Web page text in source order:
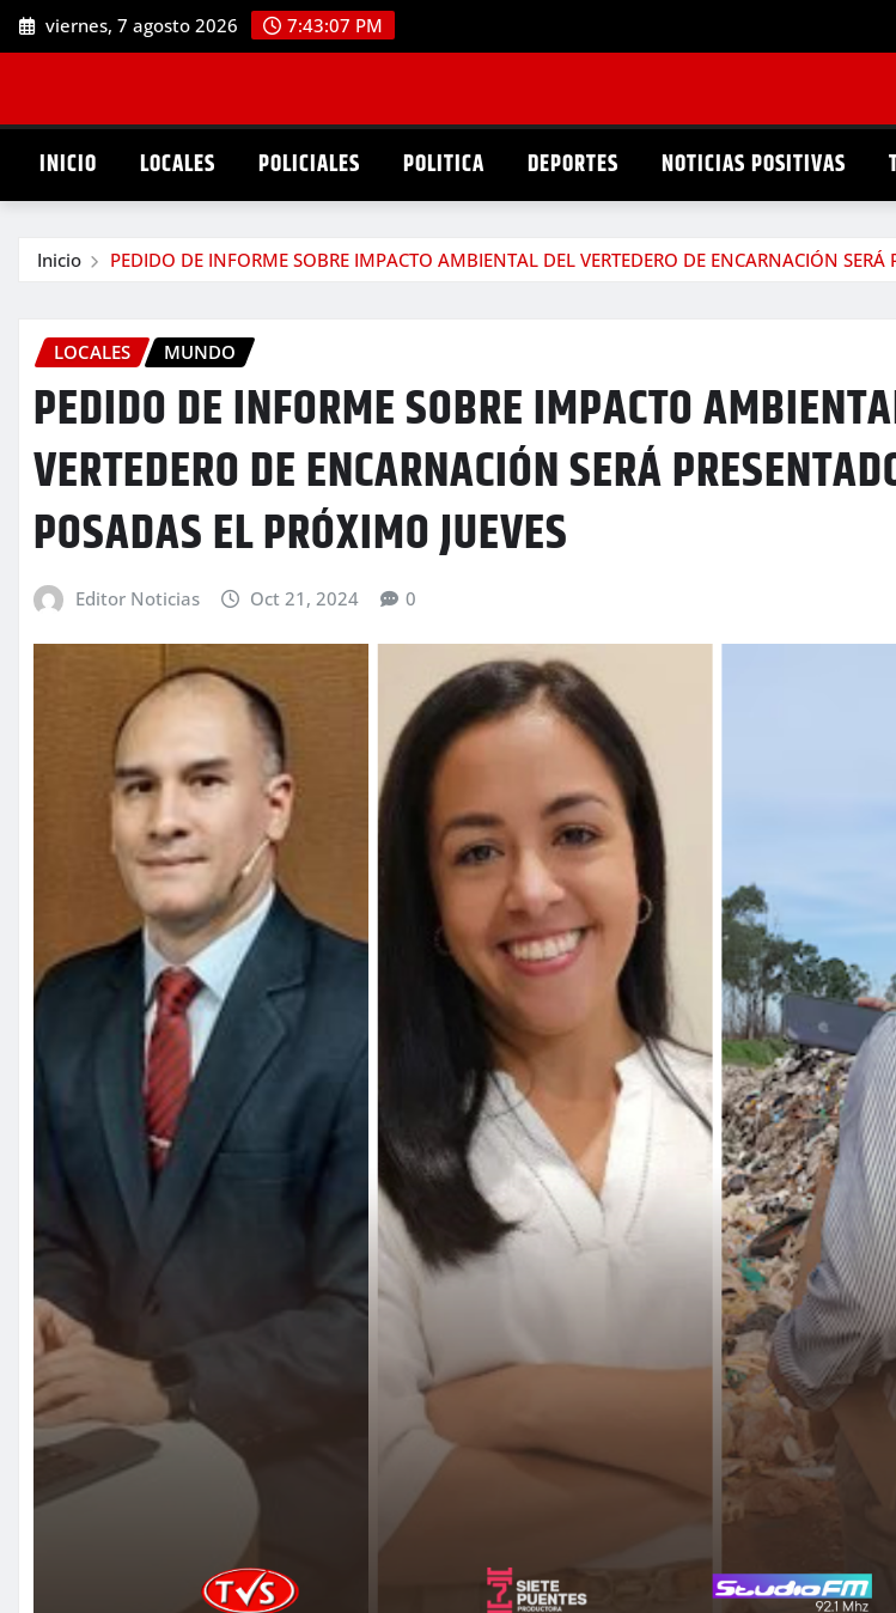
Saltar
al
viernes, 7 agosto 2026 7:43:09 PM
INICIO LOCALES POLICIALES POLITICA DEPORTES NOTICIAS POSITIVAS
Inicio PEDIDO DE INFORME SOBRE IMPACTO AMBIENTAL DEL VERTEDERO DE ENCARNACIÓN SERÁ
LOCALES MUNDO
PEDIDO DE INFORME SOBRE IMPACTO
VERTEDERO DE ENCARNACIÓN SERÁ
POSADAS EL PRÓXIMO JUEVES
Editor Noticias Oct 21, 2024 0